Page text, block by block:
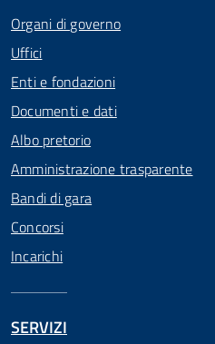
Organi di governo
Uffici
Enti e fondazioni
Documenti e dati
Albo pretorio
Amministrazione trasparente
Bandi di gara
Concorsi
Incarichi
SERVIZI